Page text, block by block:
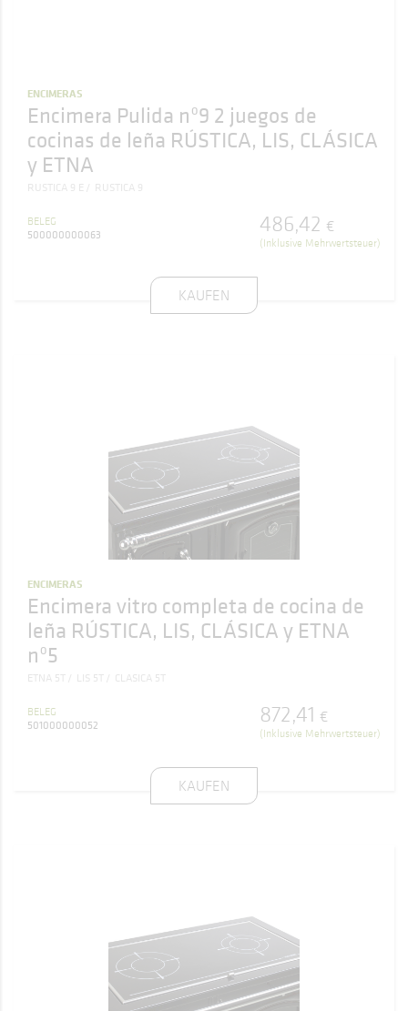
ENCIMERAS
Encimera Pulida nº9 2 juegos de
cocinas de leña RÚSTICA, LIS, CLÁSICA
y ETNA
RUSTICA 9 E RUSTICA 9
BELEG
500000000063
486,42 €
(Inklusive Mehrwertsteuer)
KAUFEN
ENCIMERAS
Encimera vitro completa de cocina de
leña RÚSTICA, LIS, CLÁSICA y ETNA
nº5
ETNA 5T LIS 5T CLASICA 5T
BELEG
501000000052
872,41 €
(Inklusive Mehrwertsteuer)
KAUFEN